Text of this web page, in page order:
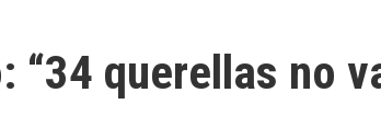
“34 querellas no